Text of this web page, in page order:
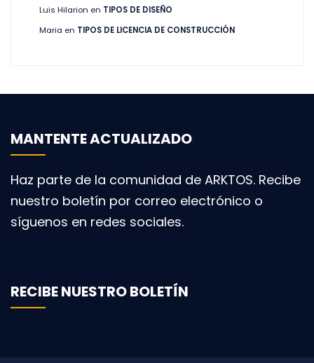
Luis Hilarion en TIPOS DE DISEÑO
Maria en TIPOS DE LICENCIA DE CONSTRUCCIÓN
MANTENTE ACTUALIZADO
Haz parte de la comunidad de ARKTOS. Recibe
nuestro boletín por correo electrónico o
síguenos en redes sociales.
RECIBE NUESTRO BOLETÍN